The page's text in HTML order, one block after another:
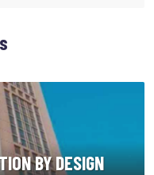
BY DESIGN